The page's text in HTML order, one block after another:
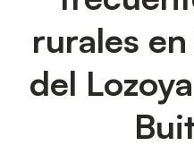
rurales
del